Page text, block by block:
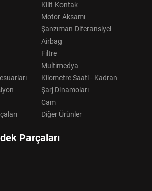
Kilit-Kontak
Motor Aksamı
Şanzıman-Diferansiyel
Airbag
Filtre
Multimedya
Kilometre Saati - Kadran
Şarj Dinamoları
Cam
Diğer Ürünler
Parçaları